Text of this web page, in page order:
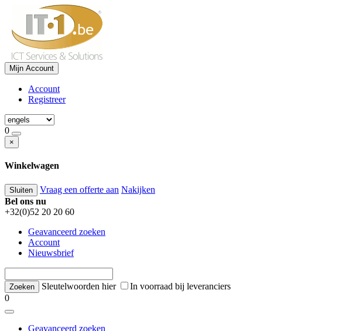
Mijn Account
Account
Registreer
0
×
Winkelwagen
Sluiten Vraag een offerte aan Nakijken
Bel ons nu
+32(0)52 20 20 60
Geavanceerd zoeken
Account
Nieuwsbrief
Sleutelwoorden hier
In voorraad bij leveranciers
0
Geavanceerd zoeken